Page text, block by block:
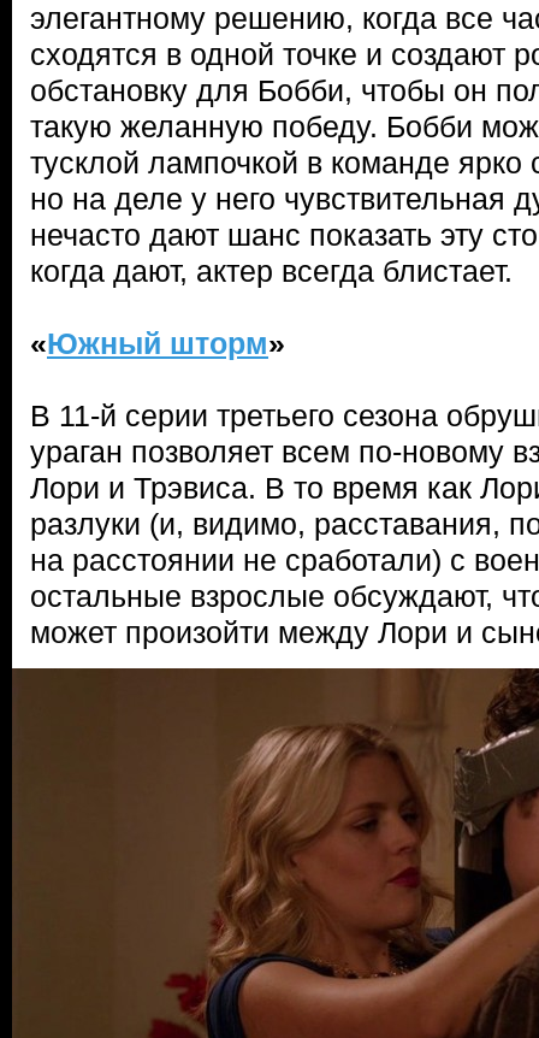
элегантному решению, когда все
сходятся в одной точке и создают
обстановку для Бобби, чтобы он
такую желанную победу. Бобби
тусклой лампочкой в команде
но на деле у него чувствительная
нечасто дают шанс показать эту
когда дают, актер всегда блистает.
«Южный шторм»
В 11-й серии третьего сезона
ураган позволяет всем по-новому
Лори и Трэвиса. В то время как
разлуки (и, видимо, расставания,
на расстоянии не сработали) с
остальные взрослые обсуждают,
может произойти между Лори и